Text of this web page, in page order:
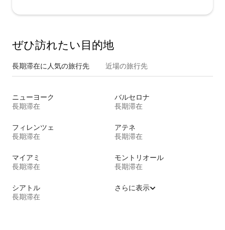
ぜひ訪⁠れ⁠た⁠い目⁠的⁠地
長期滞在に人気の旅行先 近場の旅行先
ニューヨーク
長期滞在
バルセロナ
長期滞在
フィレンツェ
長期滞在
アテネ
長期滞在
マイアミ
長期滞在
モントリオール
長期滞在
シアトル
長期滞在
さらに表示